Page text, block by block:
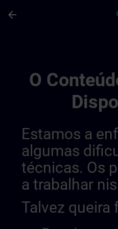
arrow_back
O
Estamos a
algumas
técnicas. Os
a trabalhar
Talvez queira